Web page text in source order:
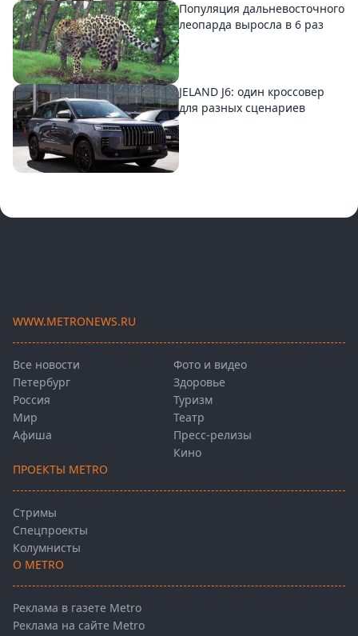
Популяция дальневосточного
леопарда выросла в 6 раз
JELAND J6: один кроссовер
для разных сценариев
WWW.METRONEWS.RU
Все новости
Петербург
Россия
Мир
Афиша
Фото и видео
Здоровье
Туризм
Театр
Пресс-релизы
Кино
ПРОЕКТЫ METRO
Стримы
Спецпроекты
Колумнисты
О METRO
Реклама в газете Metro
Реклама на сайте Metro